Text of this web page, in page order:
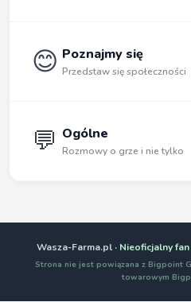
😊 Poznajmy się
Przedstaw się społeczności
💬 Ogólne
Rozmowy o grze i nie tylko
Wasza-Farma.pl· Nieoficjalny
Strona nie jest powiązana z Bigpoint
towarowym